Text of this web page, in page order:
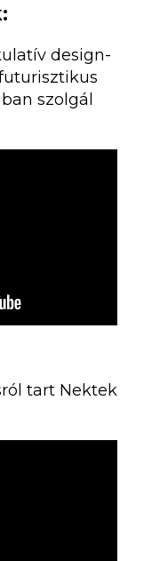
design-
szolgál
tart Nektek